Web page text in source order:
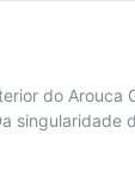
do